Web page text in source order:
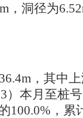
，洞径为
，其中上
本月至桩号
100.0%，累